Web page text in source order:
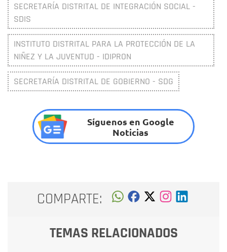
SECRETARÍA DISTRITAL DE INTEGRACIÓN SOCIAL -
SDIS
INSTITUTO DISTRITAL PARA LA PROTECCIÓN DE LA
NIÑEZ Y LA JUVENTUD - IDIPRON
SECRETARÍA DISTRITAL DE GOBIERNO - SDG
Síguenos en Google
Noticias
COMPARTE:
TEMAS RELACIONADOS